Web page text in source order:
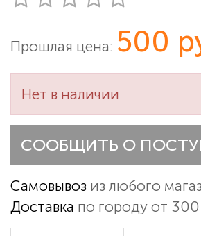
Прошлая цена: 500
Нет в наличии
СООБЩИТЬ О
Самовывоз из любого
Доставка по городу от